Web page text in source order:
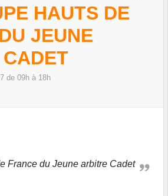
HAUTS DE
JEUNE
de 09h à 18h
France du Jeune arbitre Cadet